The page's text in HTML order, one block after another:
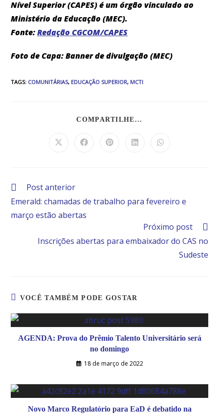
Nível Superior (CAPES) é um órgão vinculado ao
Ministério da Educação (MEC).
Fonte:Redação CGCOM/CAPES
Foto de Capa: Banner de divulgação (MEC)
TAGS: COMUNITÁRIAS, EDUCAÇÃO SUPERIOR, MCTI
COMPARTILHE...
Post anterior
Emerald: chamadas de trabalho para fevereiro e
março estão abertas
Próximo post
Inscrições abertas para embaixador do CAS no
Sudeste
VOCÊ TAMBÉM PODE GOSTAR
AGENDA: Prova do Prêmio Talento Universitário será
no domingo
18 de março de 2022
Novo Marco Regulatório para EaD é debatido na